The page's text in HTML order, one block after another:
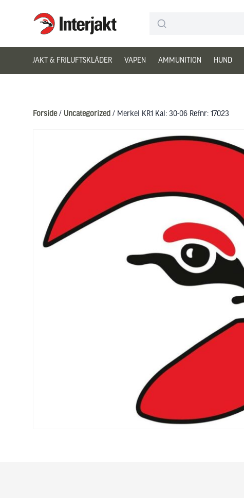
Interjakt DK
JAKT & FRILUFTSKLÄDER VAPEN AMMUNITION HUND
Forside/ Uncategorized / Merkel KR1 Kal: 30-06 Refnr: 17023